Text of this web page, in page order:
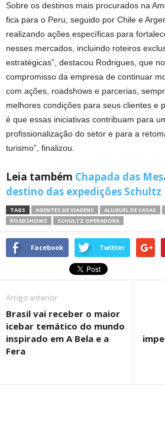
Sobre os destinos mais procurados na
fica para o Peru, seguido por Chile e
realizando ações específicas para
nesses mercados, incluindo roteiros
estratégicas”, destacou Rodrigues, que
compromisso da empresa de continuar
com ações, roadshows e parcerias,
melhores condições para seus clientes e
é que essas iniciativas contribuam para
profissionalização do setor e para a
turismo”, finalizou.
Leia também Chapada das
destino das expedições Schultz
TAGS AGENTES DE VIAGENS ALUGUEL DE CASAS
ROADSHOWS
SCHULTZ OPERADORA
Facebook Twitter
Artigo anterior
Brasil vai receber o maior
icebar temático do mundo
inspirado em A Bela e a
Fera